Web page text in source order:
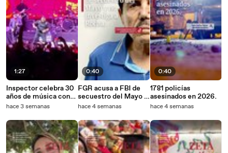
1:27
Inspector celebra 30
años de música con
concierto en Las
hace 3 semanas
0:40
FGR acusa a FBI de
secuestro del Mayo y
no investiga a Rocha.
hace 4 semanas
0:40
1781 policías
asesinados en 2026.
hace 4 semanas